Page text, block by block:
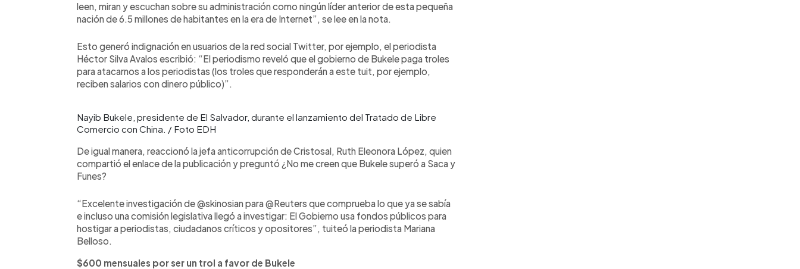
leen, miran y escuchan sobre su administración como ningún líder anterior de esta pequeña
nación de 6.5 millones de habitantes en la era de Internet”, se lee en la nota.
Esto generó indignación en usuarios de la red social Twitter, por ejemplo, el periodista
Héctor Silva Avalos escribió: “El periodismo reveló que el gobierno de Bukele paga troles
para atacarnos a los periodistas (los troles que responderán a este tuit, por ejemplo,
reciben salarios con dinero público)”.
Nayib Bukele, presidente de El Salvador, durante el lanzamiento del Tratado de Libre
Comercio con China. / Foto EDH
De igual manera, reaccionó la jefa anticorrupción de Cristosal, Ruth Eleonora López, quien
compartió el enlace de la publicación y preguntó ¿No me creen que Bukele superó a Saca y
Funes?
“Excelente investigación de @skinosian para @Reuters que comprueba lo que ya se sabía
e incluso una comisión legislativa llegó a investigar: El Gobierno usa fondos públicos para
hostigar a periodistas, ciudadanos críticos y opositores”, tuiteó la periodista Mariana
Belloso.
$600 mensuales por ser un trol a favor de Bukele